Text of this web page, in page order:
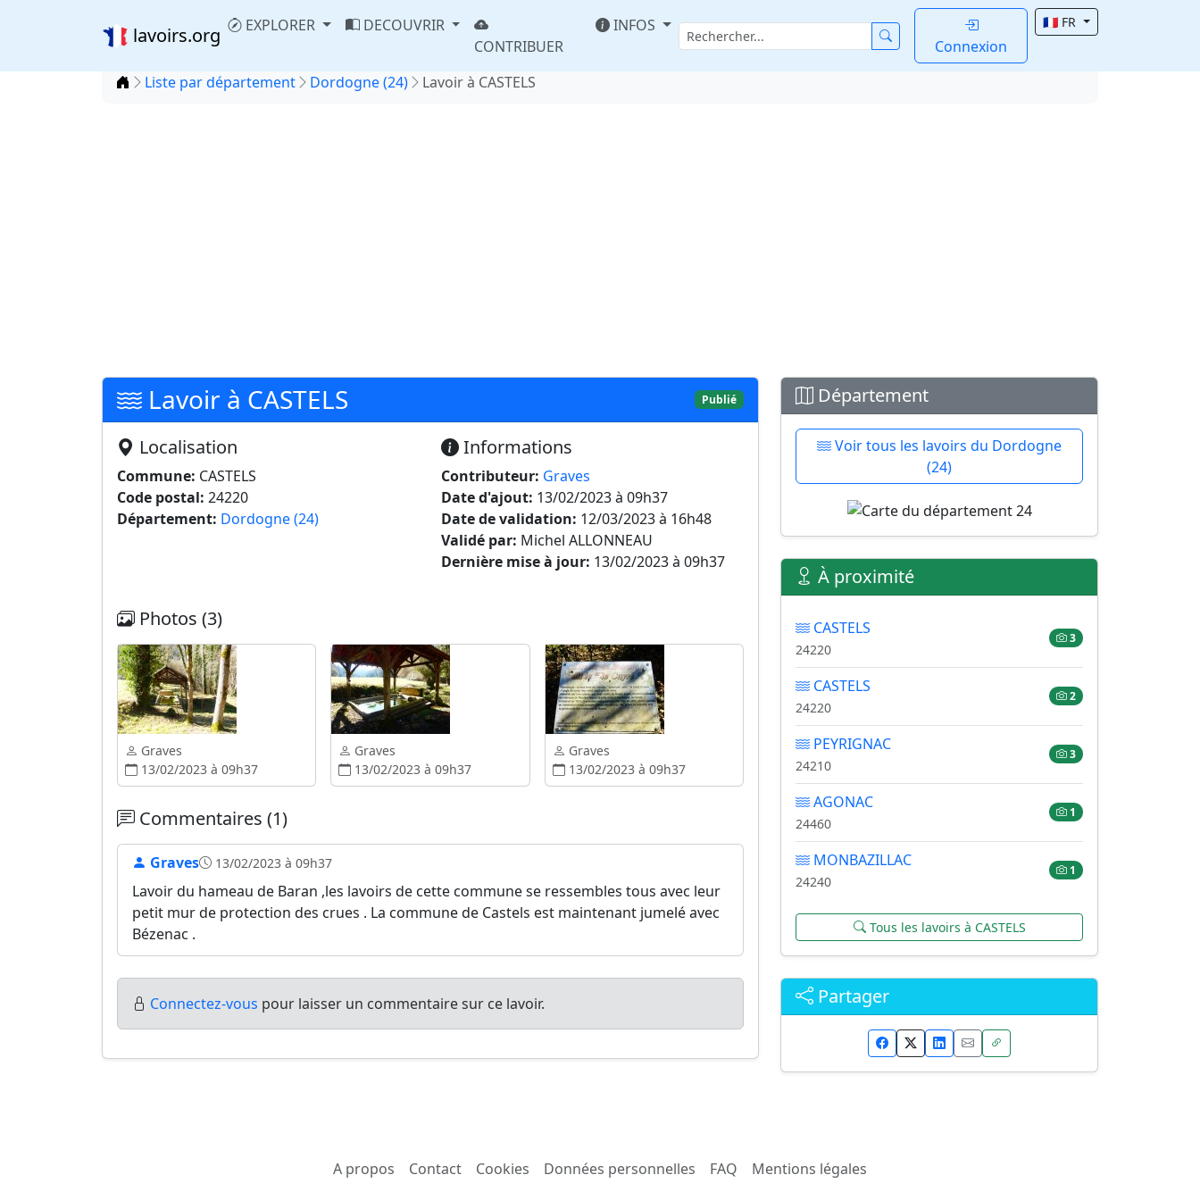
lavoirs.org EXPLORER
DECOUVRIR
CONTRIBUER
INFOS
Connexion
🇫🇷 FR
Accueil
Liste par département Dordogne (24) Lavoir à CASTELS
Lavoir à CASTELS Publié
Localisation
Commune: CASTELS
Code postal: 24220
Département: Dordogne (24)
Informations
Contributeur: Graves
Date d'ajout: 13/02/2023 à 09h37
Date de validation: 12/03/2023 à 16h48
Validé par: Michel ALLONNEAU
Dernière mise à jour: 13/02/2023 à 09h37
Photos (3)
Graves
13/02/2023 à 09h37
Graves
13/02/2023 à 09h37
Graves
13/02/2023 à 09h37
Commentaires (1)
Graves 13/02/2023 à 09h37
Lavoir du hameau de Baran ,les lavoirs de cette commune se ressembles tous avec leur
petit mur de protection des crues . La commune de Castels est maintenant jumelé avec
Bézenac .
Connectez-vous pour laisser un commentaire sur ce lavoir.
Département
Voir tous les lavoirs du Dordogne
(24)
À proximité
CASTELS
24220
3
CASTELS
24220
2
PEYRIGNAC
24210
3
AGONAC
24460
1
MONBAZILLAC
24240
1
Tous les lavoirs à CASTELS
Partager
A propos Contact Cookies Données personnelles FAQ Mentions légales